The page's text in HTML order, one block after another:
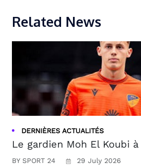
Related News
DERNIÈRES ACTUALITÉS
Le gardien Moh El Koubi à
BY SPORT 24 29 July 2026